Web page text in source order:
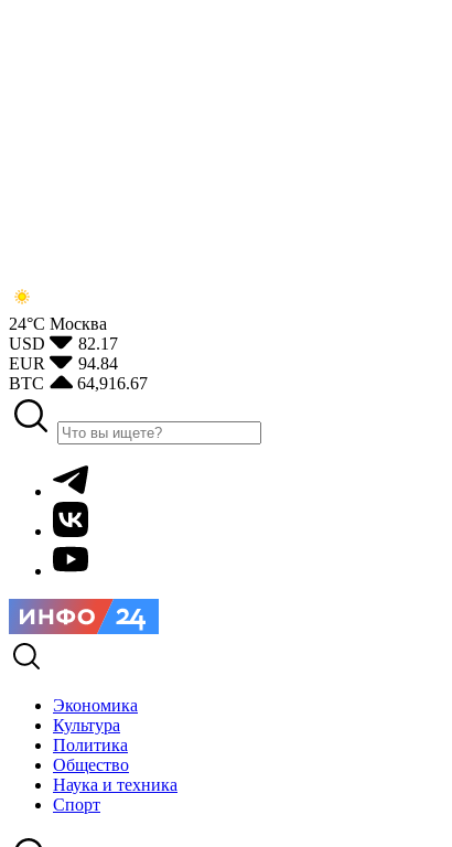
24°С Москва
USD
82.17
EUR
94.84
BTC
64,916.67
Экономика
Культура
Политика
Общество
Наука и техника
Спорт